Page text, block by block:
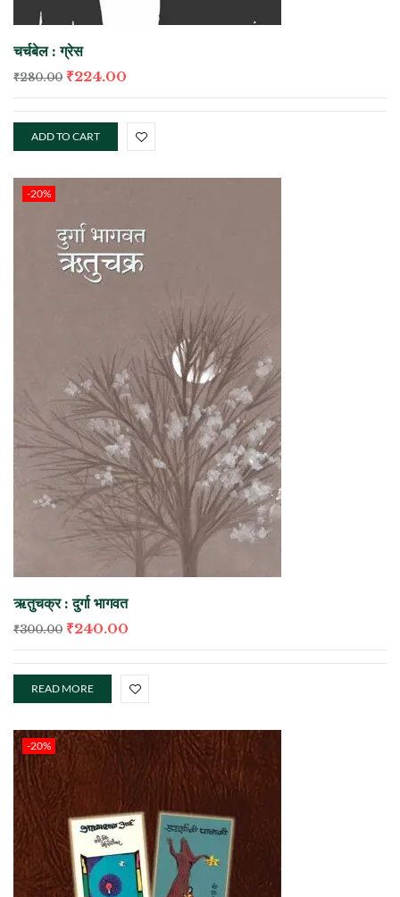
चर्चबेल : ग्रेस
₹280.00 ₹224.00
ADD TO CART
-20%
ऋतुचक्र : दुर्गा भागवत
₹300.00 ₹240.00
READ MORE
-20%